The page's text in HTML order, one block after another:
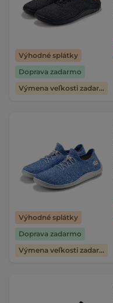
Výhodné splátky
Doprava zadarmo
Výmena veľkosti zadarmo
Výhodné splátky
Doprava zadarmo
Výmena veľkosti zadarmo